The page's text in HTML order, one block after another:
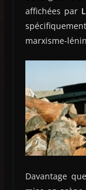
affichées par
marxisme-
Davantage